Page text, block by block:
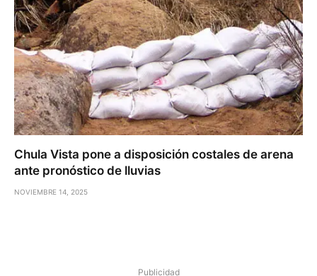
Chula Vista pone a disposición costales de arena
ante pronóstico de lluvias
NOVIEMBRE 14, 2025
Publicidad